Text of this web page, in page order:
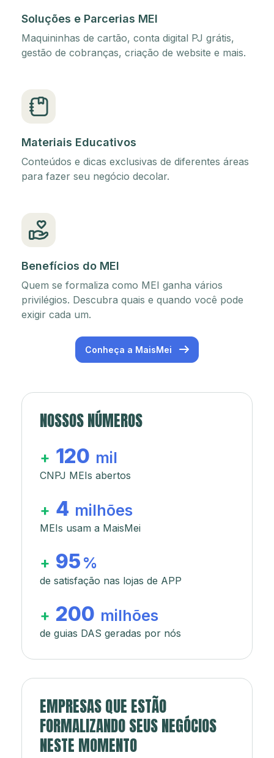
Soluções e Parcerias MEI
Maquininhas de cartão, conta digital PJ grátis,
gestão de cobranças, criação de website e mais.
Materiais Educativos
Conteúdos e dicas exclusivas de diferentes áreas
para fazer seu negócio decolar.
Benefícios do MEI
Quem se formaliza como MEI ganha vários
privilégios. Descubra quais e quando você pode
exigir cada um.
Conheça a MaisMei
NOSSOS NÚMEROS
+ 120 mil
CNPJ MEIs abertos
+ 4 milhões
MEIs usam a MaisMei
+ 95 %
de satisfação nas lojas de APP
+ 200 milhões
de guias DAS geradas por nós
EMPRESAS QUE ESTÃO
FORMALIZANDO SEUS NEGÓCIOS
NESTE MOMENTO